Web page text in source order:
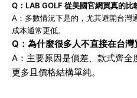
Q：LAB GOLF 從美國官網買真的比
A：多數情況下是的，尤其避開台灣
成本通常更低。
Q：為什麼很多人不直接在台灣
A：主要原因是價差、款式齊
更多且價格結構單純。